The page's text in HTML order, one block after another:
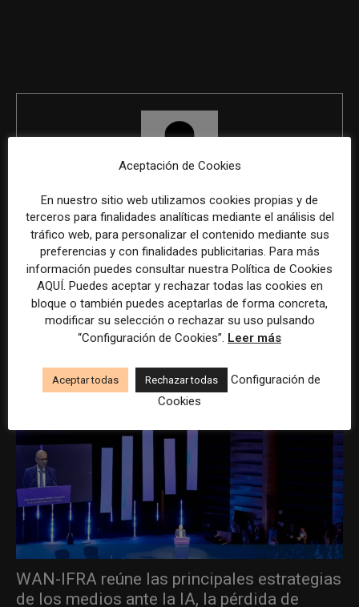
REDACCIÓN
ÚLTIMOS ARTÍCULOS
WAN-IFRA reúne las principales estrategias
de los medios ante la IA, la pérdida de
Aceptación de Cookies
En nuestro sitio web utilizamos cookies propias y de
terceros para finalidades analíticas mediante el análisis del
tráfico web, para personalizar el contenido mediante sus
preferencias y con finalidades publicitarias. Para más
información puedes consultar nuestra Política de Cookies
AQUÍ. Puedes aceptar y rechazar todas las cookies en
bloque o también puedes aceptarlas de forma concreta,
modificar su selección o rechazar su uso pulsando
“Configuración de Cookies”. Leer más
Aceptar todas Rechazar todas
Configuración de
Cookies